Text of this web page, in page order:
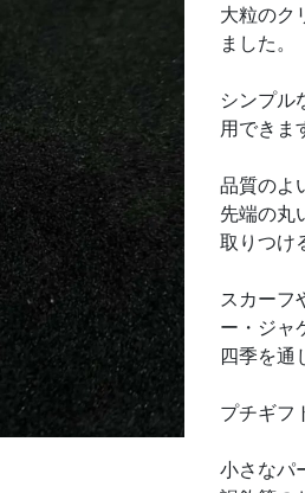
大粒のク
ました。
シンプル
用できま
品質のよ
先端の丸
取りつけ
スカーフ
ー・ジャ
四季を通
プチギフ
小さなパ